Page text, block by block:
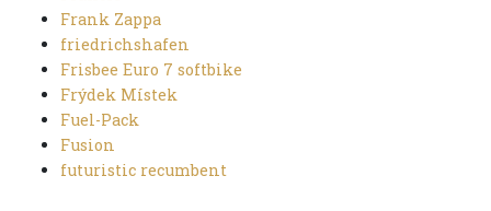
Frank Zappa
friedrichshafen
Frisbee Euro 7 softbike
Frýdek Místek
Fuel-Pack
Fusion
futuristic recumbent